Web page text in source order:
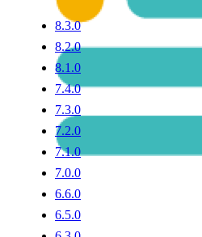
8.3.0
8.2.0
8.1.0
7.4.0
7.3.0
7.2.0
7.1.0
7.0.0
6.6.0
6.5.0